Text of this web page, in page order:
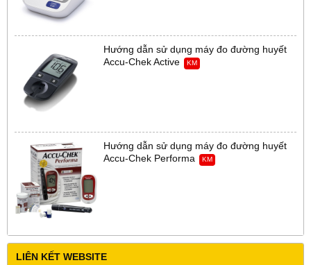
Hướng dẫn sử dụng máy đo đường huyết
Accu-Chek Active
KM
Hướng dẫn sử dụng máy đo đường huyết
Accu-Chek Performa
KM
LIÊN KẾT WEBSITE